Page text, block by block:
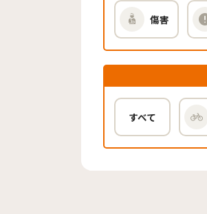
傷害
すべて